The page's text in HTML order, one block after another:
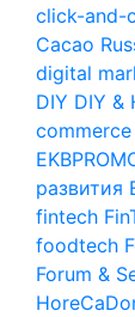
click-and-
Cacao
digital
DIY DIY &
commerce
развития
fintech
foodtech
Forum &